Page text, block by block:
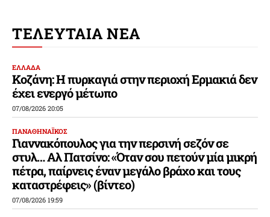
ΤΕΛΕΥΤΑΙΑ ΝΕΑ
ΕΛΛΑΔΑ
Κοζάνη: Η πυρκαγιά στην περιοχή Ερμακιά δεν
έχει ενεργό μέτωπο
07/08/2026 20:05
ΠΑΝΑΘΗΝΑΪΚΟΣ
Γιαννακόπουλος για την περσινή σεζόν σε
στυλ… Αλ Πατσίνο: «Όταν σου πετούν μία μικρή
πέτρα, παίρνεις έναν μεγάλο βράχο και τους
καταστρέφεις» (βίντεο)
07/08/2026 19:59